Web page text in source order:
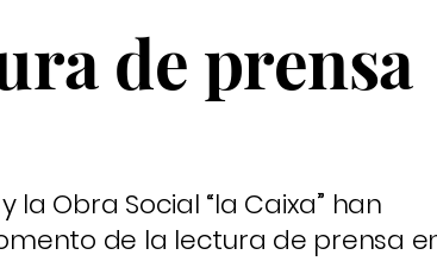
de prensa
la Obra Social “la Caixa” han
de la lectura de prensa